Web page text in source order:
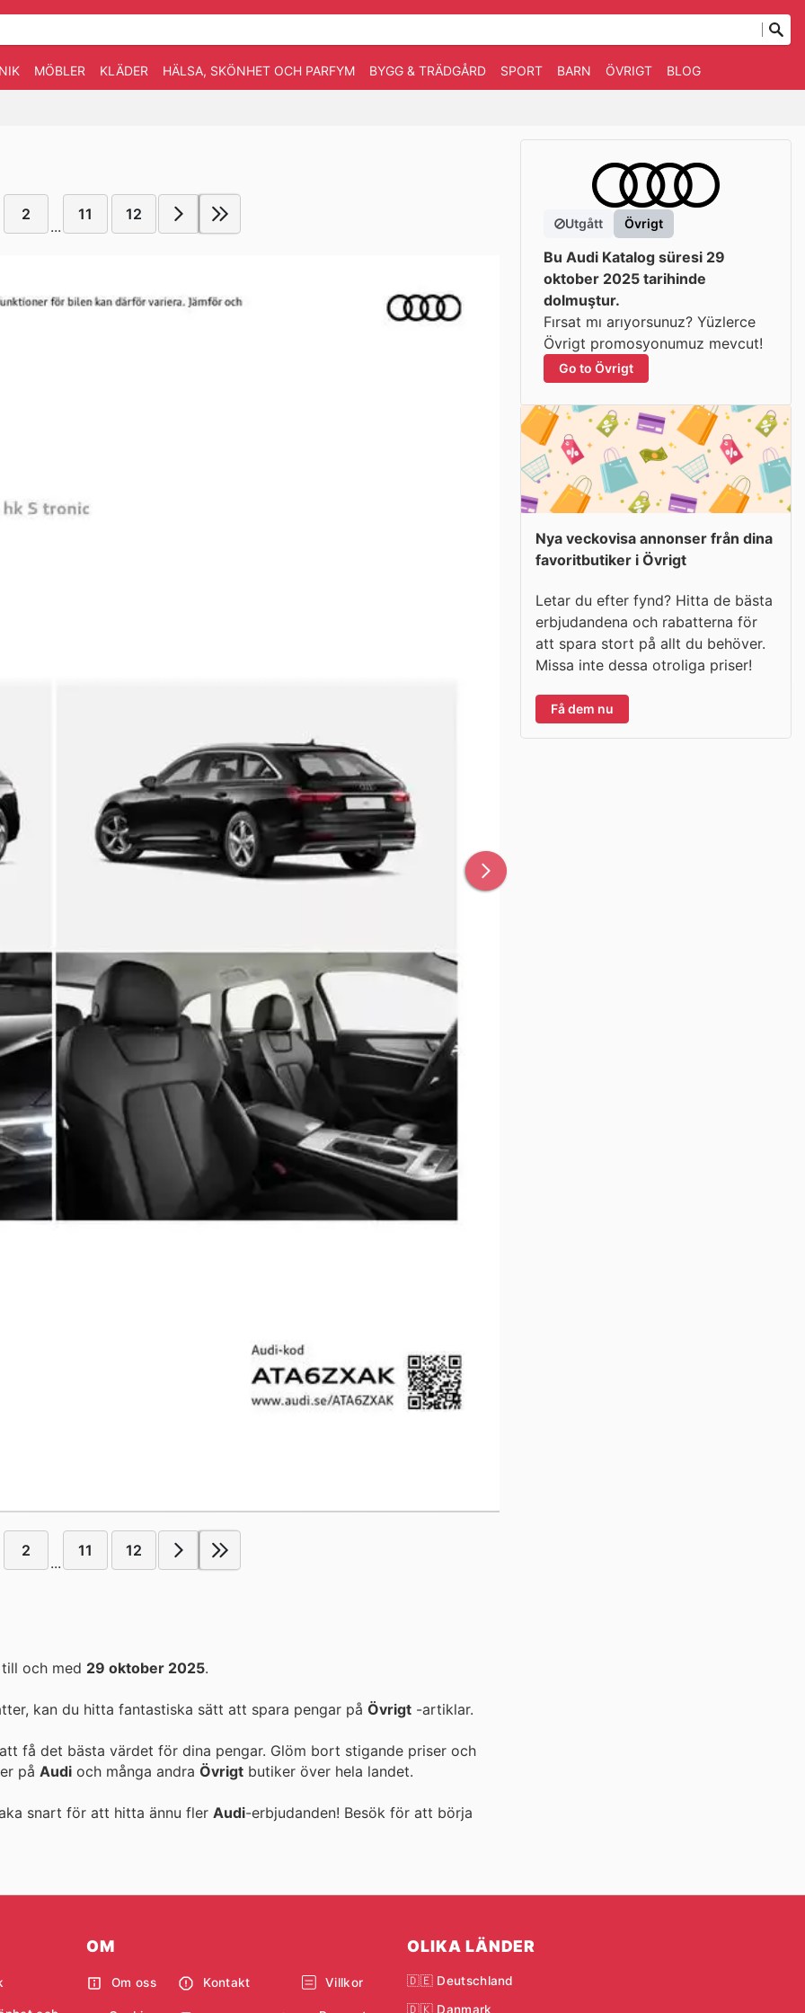
MÖBLER KLÄDER HÄLSA, SKÖNHET OCH PARFYM BYGG & TRÄDGÅRD SPORT BARN ÖVRIGT BLOG
2
...
11 12
2
...
11 12
och med 29 oktober 2025.
kan du hitta fantastiska sätt att spara pengar på Övrigt -artiklar.
få det bästa värdet för dina pengar. Glöm bort stigande priser och
på Audi och många andra Övrigt butiker över hela landet.
snart för att hitta ännu fler Audi-erbjudanden! Besök för att börja
Utgått Övrigt
Bu Audi Katalog süresi 29
oktober 2025 tarihinde
dolmuştur.
Fırsat mı arıyorsunuz? Yüzlerce
Övrigt promosyonumuz mevcut!
Go to Övrigt
Nya veckovisa annonser från dina
favoritbutiker i Övrigt
Letar du efter fynd? Hitta de bästa
erbjudandena och rabatterna för
att spara stort på allt du behöver.
Missa inte dessa otroliga priser!
Få dem nu
OM
Om oss Kontakt Villkor
OLIKA LÄNDER
🇩🇪 Deutschland
🇩🇰 Danmark